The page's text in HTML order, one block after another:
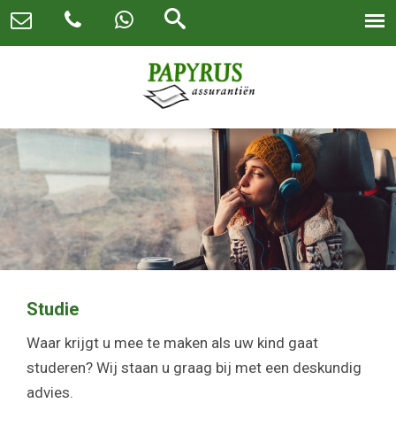
Studie
Waar krijgt u mee te maken als uw kind gaat
studeren? Wij staan u graag bij met een deskundig
advies.